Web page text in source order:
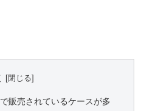
販売されているケースが多